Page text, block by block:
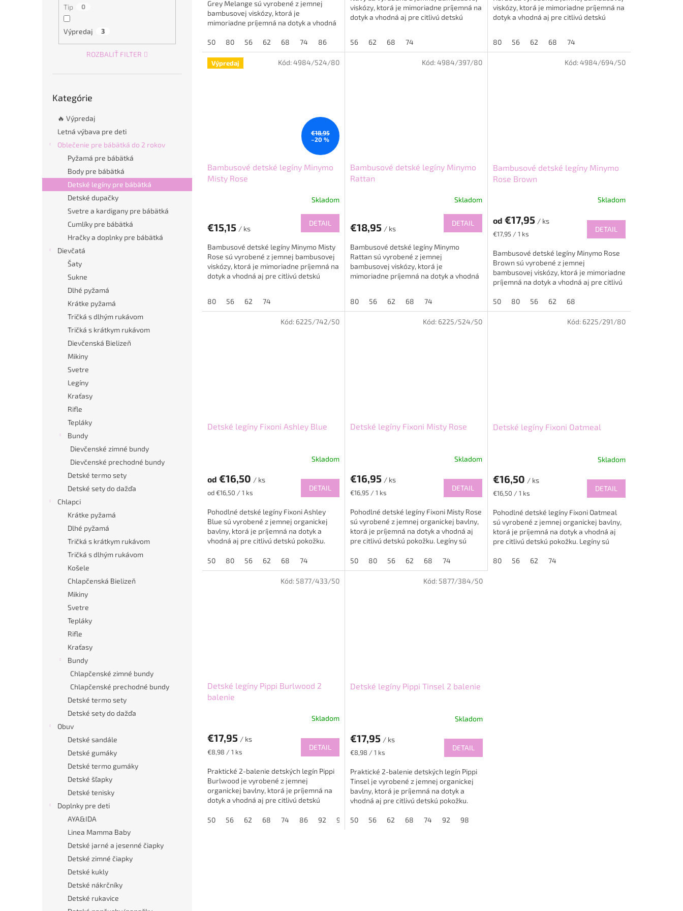
Tip 0
Výpredaj 3
ROZBALIŤ FILTER
kategórie
Kategórie
🔥 Výpredaj
Letná výbava pre deti
Oblečenie pre bábätká do 2 rokov
Pyžamá pre bábätká
Body pre bábätká
Detské legíny pre bábätká
Detské dupačky
Svetre a kardigany pre bábätká
Cumlíky pre bábätká
Hračky a doplnky pre bábätká
Dievčatá
Šaty
Sukne
Dlhé pyžamá
Krátke pyžamá
Tričká s dlhým rukávom
Tričká s krátkym rukávom
Dievčenská Bielizeň
Mikiny
Svetre
Legíny
Kraťasy
Rifle
Tepláky
Bundy
Dievčenské zimné bundy
Dievčenské prechodné bundy
Detské termo sety
Detské sety do dažďa
Chlapci
Krátke pyžamá
Dlhé pyžamá
Tričká s krátkym rukávom
Tričká s dlhým rukávom
Košele
Chlapčenská Bielizeň
Mikiny
Svetre
Tepláky
Rifle
Kraťasy
Bundy
Chlapčenské zimné bundy
Chlapčenské prechodné bundy
Detské termo sety
Detské sety do dažďa
Obuv
Detské sandále
Detské gumáky
Detské termo gumáky
Detské šľapky
Detské tenisky
Doplnky pre deti
AYA&IDA
Linea Mamma Baby
Detské jarné a jesenné čiapky
Detské zimné čiapky
Detské kukly
Detské nákrčníky
Detské rukavice
Grey Melange sú vyrobené z jemnej
bambusovej viskózy, ktorá je
mimoriadne príjemná na dotyk a vhodná
50
80 56 62 68 74 86
viskózy, ktorá je mimoriadne príjemná na
dotyk a vhodná aj pre citlivú detskú
56
62 68 74
viskózy, ktorá je mimoriadne príjemná na
dotyk a vhodná aj pre citlivú detskú
80
56 62 68 74
Výpredaj
€18,95
–20 %
Bambusové detské legíny Minymo
Misty Rose
Skladom
€15,15 / ks
DETAIL
Bambusové detské legíny Minymo Misty
Rose sú vyrobené z jemnej bambusovej
viskózy, ktorá je mimoriadne príjemná na
dotyk a vhodná aj pre citlivú detskú
80
56 62 74
Kód:4984/524/80
Bambusové detské legíny Minymo
Rattan
Skladom
€18,95 / ks
DETAIL
Bambusové detské legíny Minymo
Rattan sú vyrobené z jemnej
bambusovej viskózy, ktorá je
mimoriadne príjemná na dotyk a vhodná
80 56 62 68 74
Kód:4984/397/80
Bambusové detské legíny Minymo
Rose Brown
Skladom
od €17,95 / ks
Jednotková
€17,95 / 1 ks
DETAIL
Bambusové detské legíny Minymo Rose
Brown sú vyrobené z jemnej
bambusovej viskózy, ktorá je mimoriadne
príjemná na dotyk a vhodná aj pre citlivú
50
80 56 62 68
Kód:4984/694/50
Detské legíny Fixoni Ashley Blue
Skladom
od €16,50 / ks
Jednotková
od €16,50 / 1 ks
DETAIL
Pohodlné detské legíny Fixoni Ashley
Blue sú vyrobené z jemnej organickej
bavlny, ktorá je príjemná na dotyk a
vhodná aj pre citlivú detskú pokožku.
50
80 56 62 68 74
Kód: 6225/742/50
Detské legíny Fixoni Misty Rose
Skladom
€16,95 / ks
Jednotková
€16,95 / 1 ks
DETAIL
Pohodlné detské legíny Fixoni Misty Rose
sú vyrobené z jemnej organickej bavlny,
ktorá je príjemná na dotyk a vhodná aj
pre citlivú detskú pokožku. Legíny sú
50
80 56 62 68 74
Kód: 6225/524/50
Detské legíny Fixoni Oatmeal
Skladom
€16,50 / ks
Jednotková
€16,50 / 1 ks
DETAIL
Pohodlné detské legíny Fixoni Oatmeal
sú vyrobené z jemnej organickej bavlny,
ktorá je príjemná na dotyk a vhodná aj
pre citlivú detskú pokožku. Legíny sú
80
56 62 74
Kód: 6225/291/80
Detské legíny Pippi Burlwood 2
balenie
Skladom
€17,95 / ks
Jednotková
€8,98 / 1 ks
DETAIL
Praktické 2-balenie detských legín Pippi
Burlwood je vyrobené z jemnej
organickej bavlny, ktorá je príjemná na
dotyk a vhodná aj pre citlivú detskú
50
56 62 68 74 86 92 98
Kód: 5877/433/50
Detské legíny Pippi Tinsel 2 balenie
Skladom
€17,95 / ks
Jednotková
€8,98 / 1 ks
DETAIL
Praktické 2-balenie detských legín Pippi
Tinsel je vyrobené z jemnej organickej
bavlny, ktorá je príjemná na dotyk a
vhodná aj pre citlivú detskú pokožku.
50
56 62 68 74 92 98
Kód: 5877/384/50